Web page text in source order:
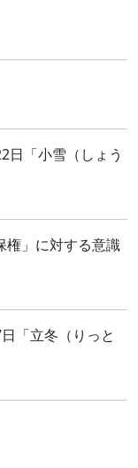
「小雪（しょう
権」に対する意識
「立冬（りっと